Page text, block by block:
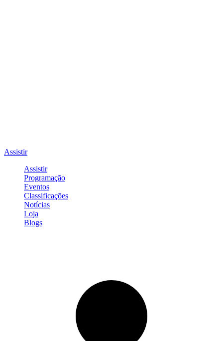
Assistir
Assistir
Programação
Eventos
Classificações
Notícias
Loja
Blogs